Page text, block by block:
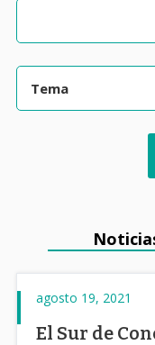
agosto 19, 2021
El Sur de